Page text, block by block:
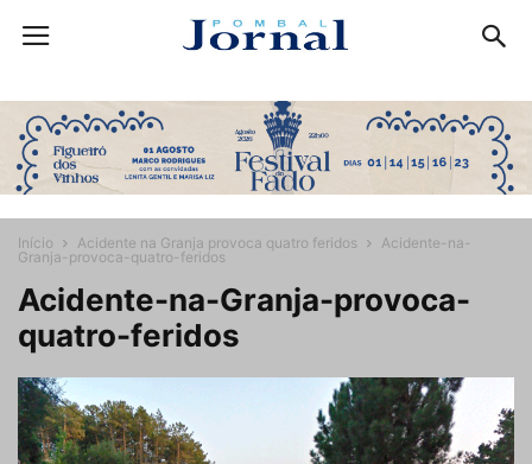
Início Acidente na Granja provoca quatro feridos
Acidente-na-
Granja-provoca-quatro-feridos
Acidente-na-Granja-provoca-
quatro-feridos